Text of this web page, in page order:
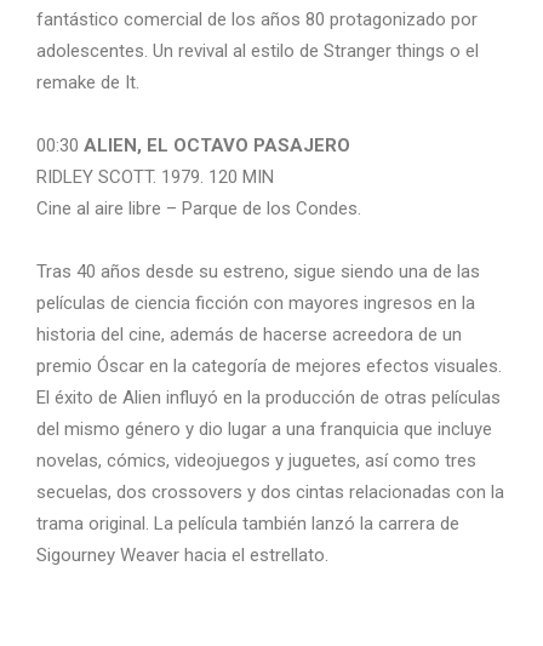
fantástico comercial de los años 80 protagonizado por
adolescentes. Un revival al estilo de Stranger things o el
remake de It.
00:30 ALIEN, EL OCTAVO PASAJERO
RIDLEY SCOTT. 1979. 120 MIN
Cine al aire libre – Parque de los Condes.
Tras 40 años desde su estreno, sigue siendo una de las
películas de ciencia ficción con mayores ingresos en la
historia del cine, además de hacerse acreedora de un
premio Óscar en la categoría de mejores efectos visuales.
El éxito de Alien influyó en la producción de otras películas
del mismo género y dio lugar a una franquicia que incluye
novelas, cómics, videojuegos y juguetes, así como tres
secuelas, dos crossovers y dos cintas relacionadas con la
trama original. La película también lanzó la carrera de
Sigourney Weaver hacia el estrellato.